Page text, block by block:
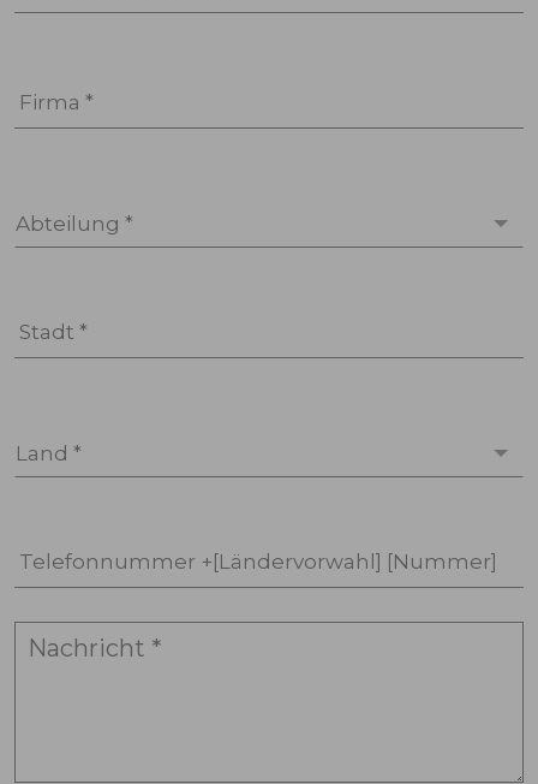
Firma *
Abteilung *
Stadt *
Land *
Telefonnummer +[Ländervorwahl] [Nummer]